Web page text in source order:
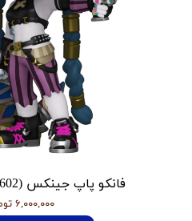
فانکو پاپ جینکس Arcane - Jinx (1602)
۶,۰۰۰,۰۰۰ تومان